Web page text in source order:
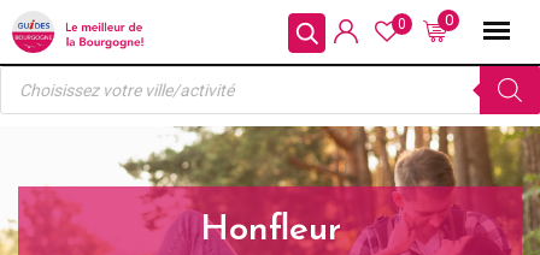
Skip
to
content
0
0
Recherche
produits
Honfleur